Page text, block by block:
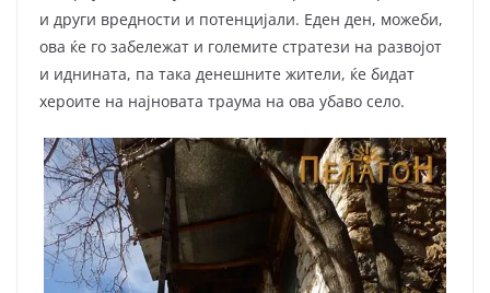
и други вредности и потенцијали. Еден ден, можеби,
ова ќе го забележат и големите стратези на развојот
и иднината, па така денешните жители, ќе бидат
хероите на најновата траума на ова убаво село.